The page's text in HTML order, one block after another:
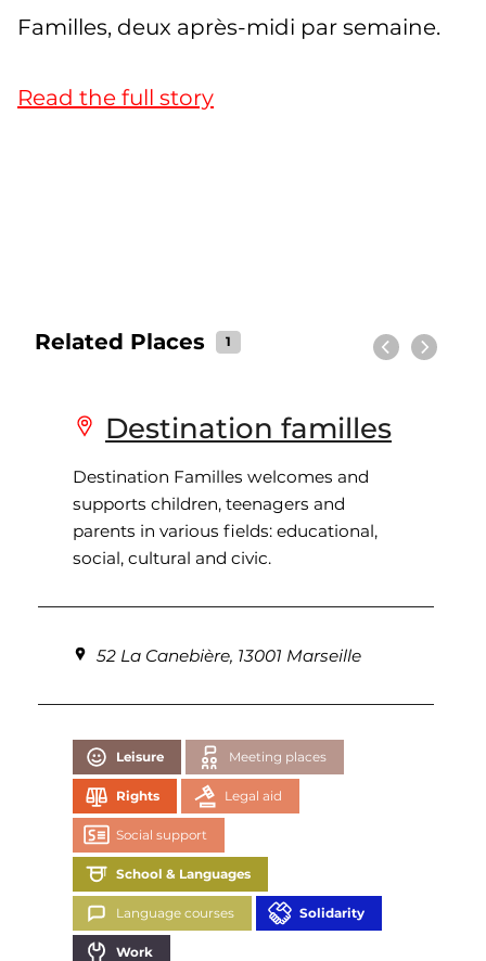
Familles, deux après-midi par semaine.
Read the full story
Related Places 1
Destination familles
Destination Familles welcomes and
supports children, teenagers and
parents in various fields: educational,
social, cultural and civic.
52 La Canebière, 13001 Marseille
Leisure Meeting places
Rights Legal aid
Social support
School & Languages
Language courses Solidarity
Work